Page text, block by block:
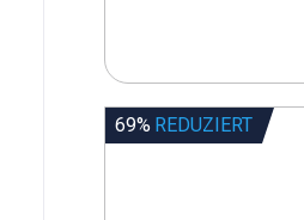
69% REDUZIERT